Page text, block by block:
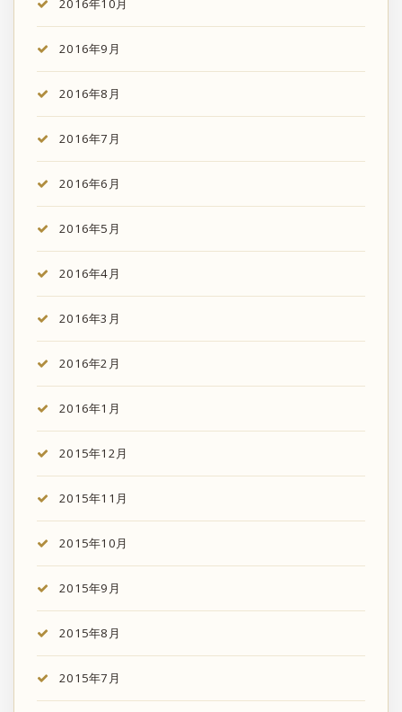
2016年10月
2016年9月
2016年8月
2016年7月
2016年6月
2016年5月
2016年4月
2016年3月
2016年2月
2016年1月
2015年12月
2015年11月
2015年10月
2015年9月
2015年8月
2015年7月